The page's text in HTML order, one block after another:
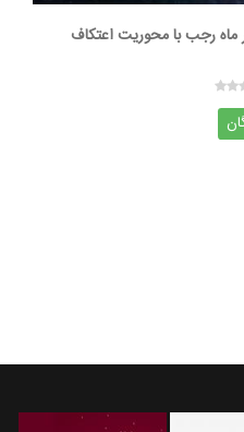
رجب با محوریت اعتکاف